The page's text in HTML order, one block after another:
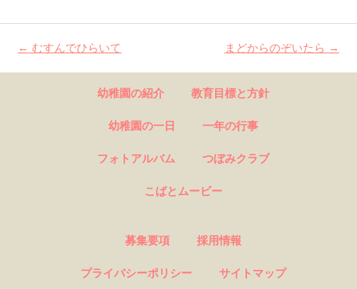
Post
navigation
← むすんでひらいて まどからのぞいたら →
幼稚園の紹介 教育目標と方針
幼稚園の一日 一年の行事
フォトアルバム つぼみクラブ
こばとムービー
募集要項 採用情報
プライバシーポリシー サイトマップ